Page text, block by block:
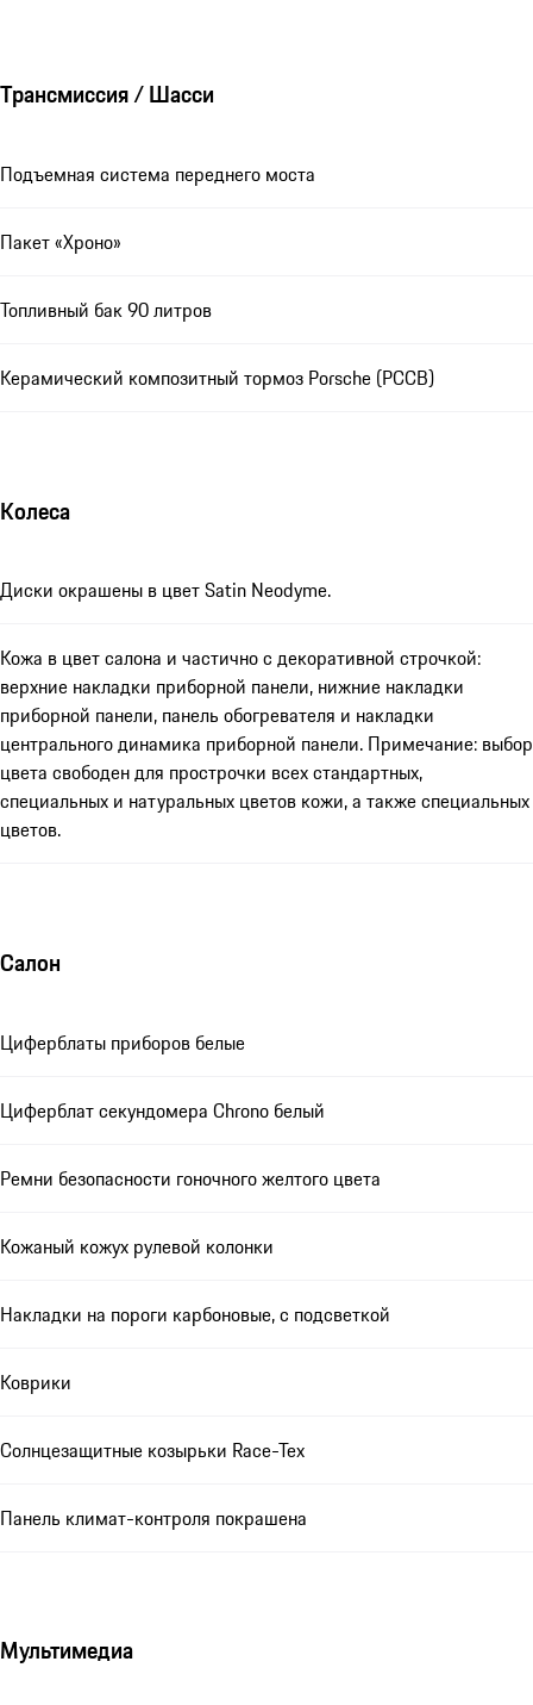
Трансмиссия / Шасси
Подъемная система переднего моста
Пакет «Хроно»
Топливный бак 90 литров
Керамический композитный тормоз Porsche (PCCB)
Колеса
Диски окрашены в цвет Satin Neodyme.
Кожа в цвет салона и частично с декоративной строчкой:
верхние накладки приборной панели, нижние накладки
приборной панели, панель обогревателя и накладки
центрального динамика приборной панели. Примечание: выбор
цвета свободен для прострочки всех стандартных,
специальных и натуральных цветов кожи, а также специальных
цветов.
Салон
Циферблаты приборов белые
Циферблат секундомера Chrono белый
Ремни безопасности гоночного желтого цвета
Кожаный кожух рулевой колонки
Накладки на пороги карбоновые, с подсветкой
Коврики
Солнцезащитные козырьки Race-Tex
Панель климат-контроля покрашена
Мультимедиа